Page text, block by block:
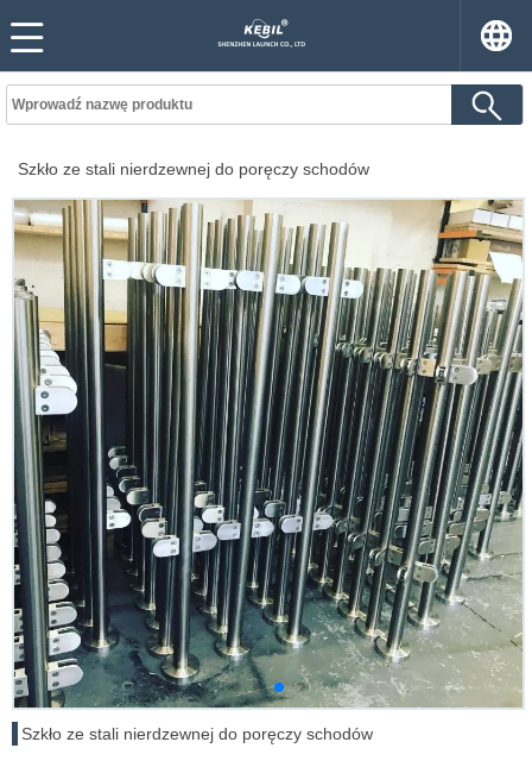
Szkło ze stali nierdzewnej do poręczy schodów
Szkło ze stali nierdzewnej do poręczy schodów